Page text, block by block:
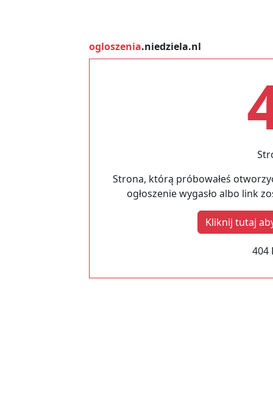
ogloszenia.niedziela.nl
Strona, którą próbowałeś
ogłoszenie wygasło albo link
Kliknij tutaj
404